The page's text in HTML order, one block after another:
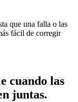
que una falla o las
fácil de corregir
cuando las
juntas.